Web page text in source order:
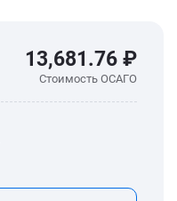
13,681.76 ₽
Стоимость ОСАГО